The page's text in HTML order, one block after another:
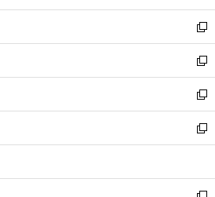
開
く
ウ
で
開
く
ン
ド
ウ
で
開
く
ウ
ィ
ン
ド
ウ
で
開
く
し
い
ウ
ィ
ン
ド
ウ
で
開
新
し
い
ウ
ィ
ン
ド
ウ
開
新
し
い
ウ
ィ
ン
ウ
新
し
い
ウ
ン
新
し
ウ